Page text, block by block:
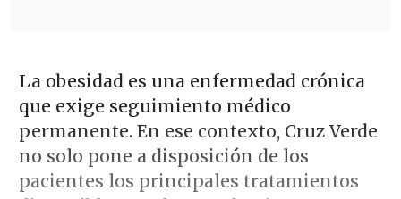
La obesidad es una enfermedad crónica
que exige seguimiento médico
permanente. En ese contexto, Cruz Verde
no solo pone a disposición de los
pacientes los principales tratamientos